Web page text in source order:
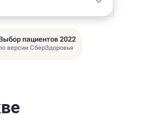
пациентов 2022
версии СберЗдоровья